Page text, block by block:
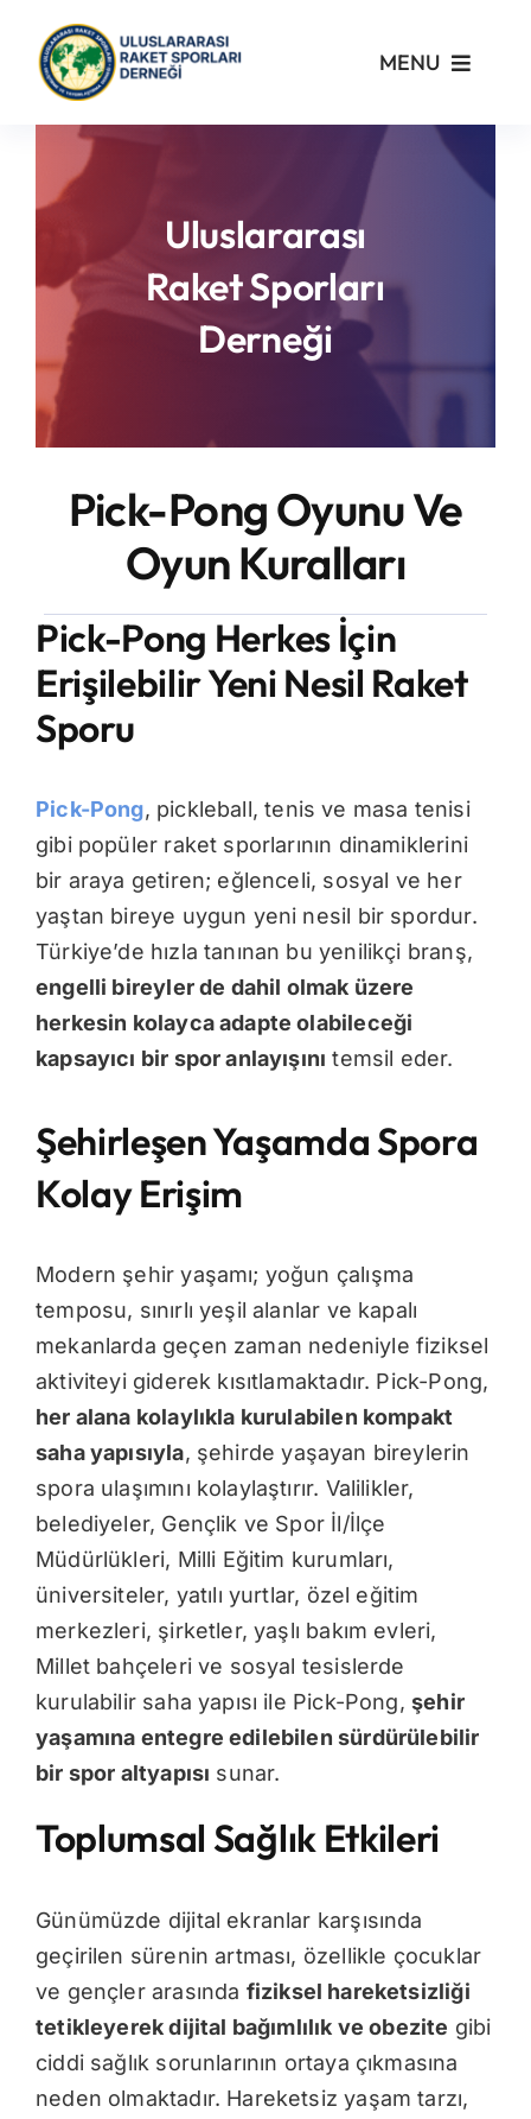
content
MENU
Kurumsal
Yönetmelikler
Turnuvalar
PickleFast
Branşlar
Blog
Uluslararası
Raket Sporları
Derneği
Pick-Pong Oyunu Ve
Oyun Kuralları
Pick-Pong Herkes İçin
Erişilebilir Yeni Nesil Raket
Sporu
Pick-Pong, pickleball, tenis ve masa tenisi
gibi popüler raket sporlarının dinamiklerini
bir araya getiren; eğlenceli, sosyal ve her
yaştan bireye uygun yeni nesil bir spordur.
Türkiye’de hızla tanınan bu yenilikçi branş,
engelli bireyler de dahil olmak üzere
herkesin kolayca adapte olabileceği
kapsayıcı bir spor anlayışını temsil eder.
Şehirleşen Yaşamda Spora
Kolay Erişim
Modern şehir yaşamı; yoğun çalışma
temposu, sınırlı yeşil alanlar ve kapalı
mekanlarda geçen zaman nedeniyle fiziksel
aktiviteyi giderek kısıtlamaktadır. Pick-Pong,
her alana kolaylıkla kurulabilen kompakt
saha yapısıyla, şehirde yaşayan bireylerin
spora ulaşımını kolaylaştırır. Valilikler,
belediyeler, Gençlik ve Spor İl/İlçe
Müdürlükleri, Milli Eğitim kurumları,
üniversiteler, yatılı yurtlar, özel eğitim
merkezleri, şirketler, yaşlı bakım evleri,
Millet bahçeleri ve sosyal tesislerde
kurulabilir saha yapısı ile Pick-Pong,şehir
yaşamına entegre edilebilen sürdürülebilir
bir spor altyapısı sunar.
Toplumsal Sağlık Etkileri
Günümüzde dijital ekranlar karşısında
geçirilen sürenin artması, özellikle çocuklar
ve gençler arasında fiziksel hareketsizliği
tetikleyerek dijital bağımlılık ve obezite gibi
ciddi sağlık sorunlarının ortaya çıkmasına
neden olmaktadır. Hareketsiz yaşam tarzı,